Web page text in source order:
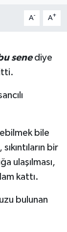
A- A+
senediye
bile
bir
ulaşılması,
kattı.
bulunan